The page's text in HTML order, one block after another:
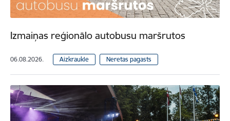
Izmaiņas reģionālo autobusu maršrutos
06.08.2026. Aizkraukle Neretas pagasts